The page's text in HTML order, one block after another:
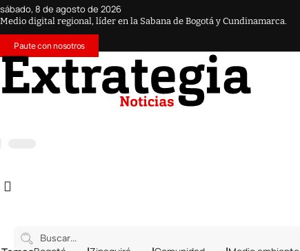
sábado, 8 de agosto de 2026
Medio digital regional, líder en la Sabana de Bogotá y Cundinamarca.
Paute con nosotros